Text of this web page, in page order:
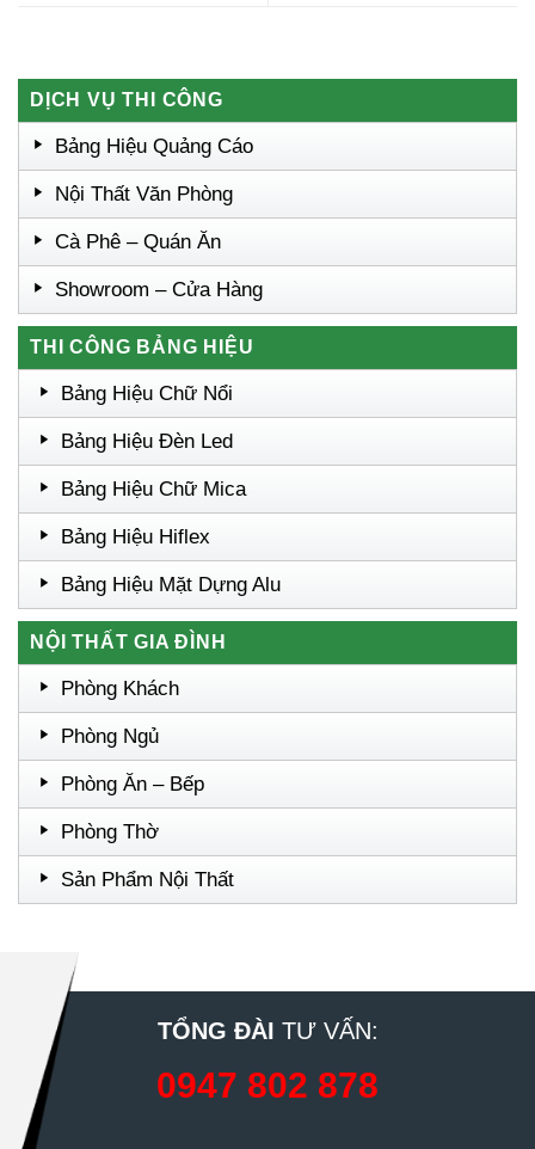
DỊCH VỤ THI CÔNG
Bảng Hiệu Quảng Cáo
Nội Thất Văn Phòng
Cà Phê – Quán Ăn
Showroom – Cửa Hàng
THI CÔNG BẢNG HIỆU
Bảng Hiệu Chữ Nổi
Bảng Hiệu Đèn Led
Bảng Hiệu Chữ Mica
Bảng Hiệu Hiflex
Bảng Hiệu Mặt Dựng Alu
NỘI THẤT GIA ĐÌNH
Phòng Khách
Phòng Ngủ
Phòng Ăn – Bếp
Phòng Thờ
Sản Phẩm Nội Thất
TỔNG ĐÀI TƯ VẤN:
0947 802 878